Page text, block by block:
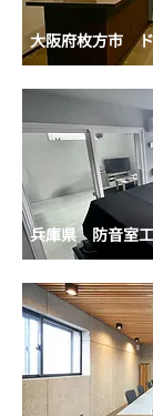
大阪府枚方市
兵庫県 防音室